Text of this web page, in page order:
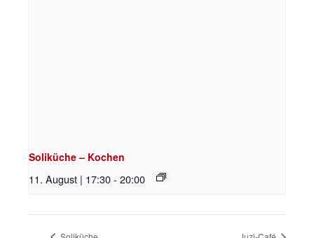
Soliküche – Kochen
11. August | 17:30- 20:00